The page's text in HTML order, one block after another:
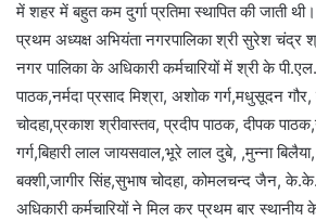
में शहर में बहुत कम दुर्गा प्रतिमा स्थापित की जाती
प्रथम अध्यक्ष अभियंता नगरपालिका श्री सुरेश चंद्र
नगर पालिका के अधिकारी कर्मचारियों में श्री के
पाठक,नर्मदा प्रसाद मिश्रा, अशोक गर्ग,मधुसूदन
चोदहा,प्रकाश श्रीवास्तव, प्रदीप पाठक, दीपक
गर्ग,बिहारी लाल जायसवाल,भूरे लाल दुबे, ,मुन्ना
बक्शी,जागीर सिंह,सुभाष चोदहा, कोमलचन्द जैन,
अधिकारी कर्मचारियों ने मिल कर प्रथम बार स्थानीय